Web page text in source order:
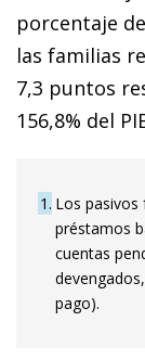
porcentaje
las familias
7,3 puntos
156,8% del
1 Los pasivos
préstamos
cuentas
pago).